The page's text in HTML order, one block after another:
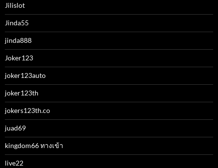
Jilislot
Jinda55
jinda888
Joker123
joker123auto
joker123th
jokers123th.co
juad69
kingdom66 ทางเข้า
live22